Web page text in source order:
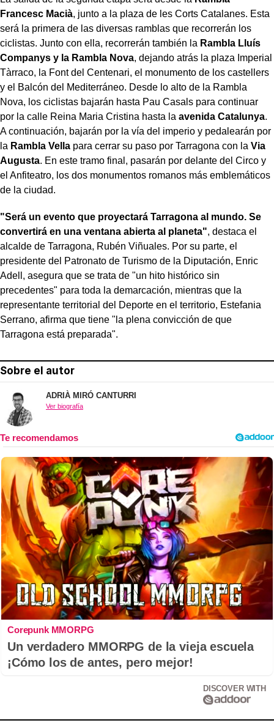
Francesc Macià, junto a la plaza de les Corts Catalanes. Esta
será la primera de las diversas ramblas que recorrerán los
ciclistas. Junto con ella, recorrerán también la Rambla Lluís
Companys y la Rambla Nova, dejando atrás la plaza Imperial
Tàrraco, la Font del Centenari, el monumento de los castellers
y el Balcón del Mediterráneo. Desde lo alto de la Rambla
Nova, los ciclistas bajarán hasta Pau Casals para continuar
por la calle Reina Maria Cristina hasta la avenida Catalunya.
A continuación, bajarán por la vía del imperio y pedalearán por
la Rambla Vella para cerrar su paso por Tarragona con la Via
Augusta. En este tramo final, pasarán por delante del Circo y
el Anfiteatro, los dos monumentos romanos más emblemáticos
de la ciudad.
"Será un evento que proyectará Tarragona al mundo. Se
convertirá en una ventana abierta al planeta", destaca el
alcalde de Tarragona, Rubén Viñuales. Por su parte, el
presidente del Patronato de Turismo de la Diputación, Enric
Adell, asegura que se trata de "un hito histórico sin
precedentes" para toda la demarcación, mientras que la
representante territorial del Deporte en el territorio, Estefania
Serrano, afirma que tiene "la plena convicción de que
Tarragona está preparada".
Sobre el autor
ADRIÀ MIRÓ CANTURRI
Ver biografía
Corepunk MMORPG
Un verdadero MMORPG de la vieja escuela
¡Cómo los de antes, pero mejor!
DISCOVER WITH